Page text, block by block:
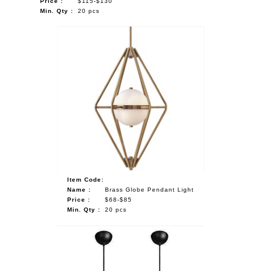
Min. Qty :
20 pcs
Item Code:
Name :
Brass Globe Pendant Light
Price :
$68-$85
Min. Qty :
20 pcs